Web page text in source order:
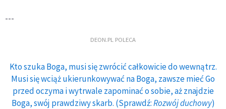
---
DEON.PL POLECA
Kto szuka Boga, musi się zwrócić całkowicie do wewnątrz.
Musi się wciąż ukierunkowywać na Boga, zawsze mieć Go
przed oczyma i wytrwale zapominać o sobie, aż znajdzie
Boga, swój prawdziwy skarb. (Sprawdź:Rozwój duchowy)